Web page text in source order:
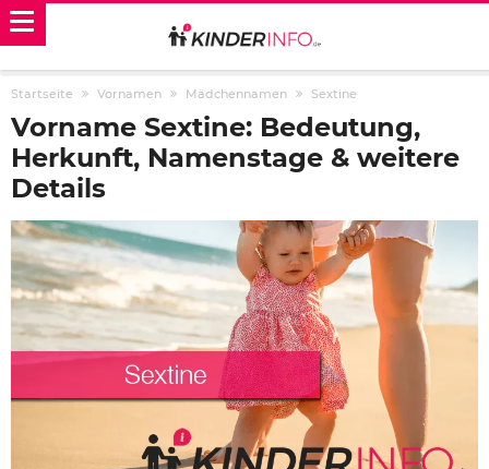
Startseite Vornamen Mädchennamen Sextine
Vorname Sextine: Bedeutung,
Herkunft, Namenstage & weitere
Details